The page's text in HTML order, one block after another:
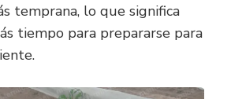
temprana, lo que significa
tiempo para prepararse para